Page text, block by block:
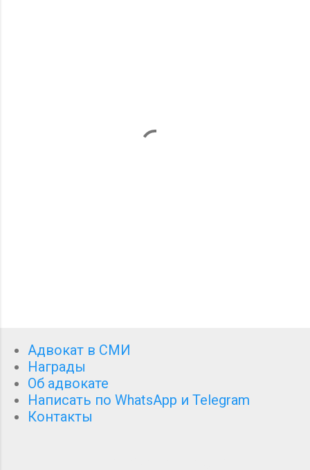
Адвокат в СМИ
Награды
Об адвокате
Написать по WhatsApp и Telegram
Контакты